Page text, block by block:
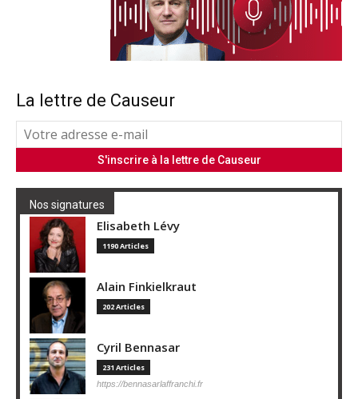
La lettre de Causeur
Nos signatures
Elisabeth Lévy
1190 Articles
Alain Finkielkraut
202 Articles
Cyril Bennasar
231 Articles
https://bennasarlaffranchi.fr